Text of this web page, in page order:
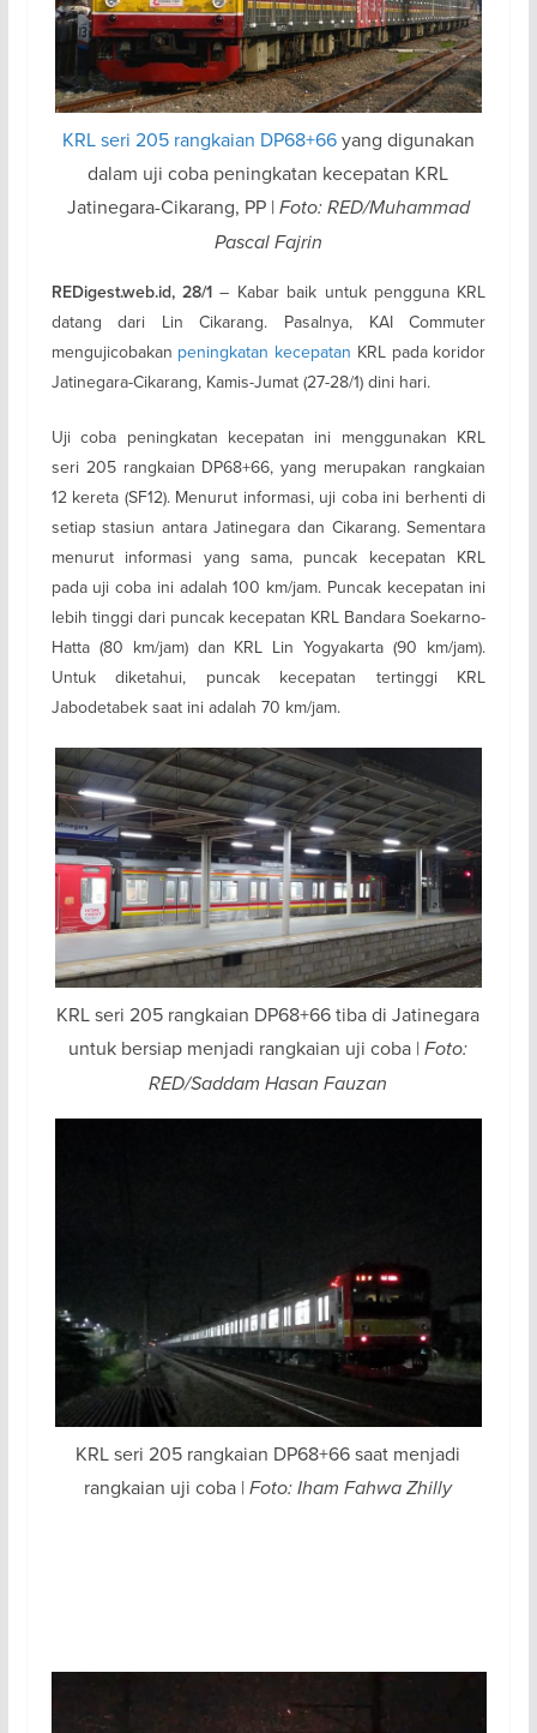
KRL seri 205 rangkaian DP68+66yang digunakan
dalam uji coba peningkatan kecepatan KRL
Jatinegara-Cikarang, PP | Foto: RED/Muhammad
Pascal Fajrin
REDigest.web.id, 28/1 – Kabar baik untuk pengguna KRL
datang dari Lin Cikarang. Pasalnya, KAI Commuter
mengujicobakan peningkatan kecepatan KRL pada koridor
Jatinegara-Cikarang, Kamis-Jumat (27-28/1) dini hari.
Uji coba peningkatan kecepatan ini menggunakan KRL
seri 205 rangkaian DP68+66, yang merupakan rangkaian
12 kereta (SF12). Menurut informasi, uji coba ini berhenti di
setiap stasiun antara Jatinegara dan Cikarang. Sementara
menurut informasi yang sama, puncak kecepatan KRL
pada uji coba ini adalah 100 km/jam. Puncak kecepatan ini
lebih tinggi dari puncak kecepatan KRL Bandara Soekarno-
Hatta (80 km/jam) dan KRL Lin Yogyakarta (90 km/jam).
Untuk diketahui, puncak kecepatan tertinggi KRL
Jabodetabek saat ini adalah 70 km/jam.
KRL seri 205 rangkaian DP68+66 tiba di Jatinegara
untuk bersiap menjadi rangkaian uji coba |Foto:
RED/Saddam Hasan Fauzan
KRL seri 205 rangkaian DP68+66 saat menjadi
rangkaian uji coba |Foto: Iham Fahwa Zhilly